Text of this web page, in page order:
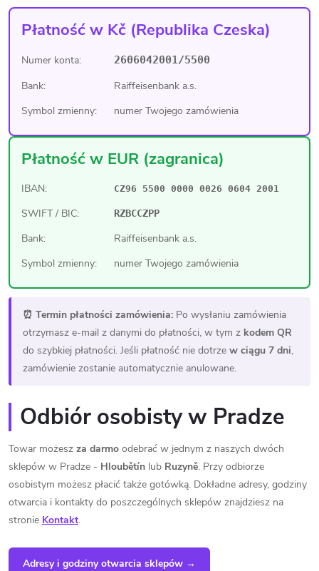
Płatność w Kč (Republika Czeska)
Numer konta: 2606042001/5500
Bank:
Raiffeisenbank a.s.
Symbol zmienny:
numer Twojego zamówienia
Płatność w EUR (zagranica)
IBAN: CZ96 5500 0000 0026 0604 2001
SWIFT / BIC: RZBCCZPP
Bank:
Raiffeisenbank a.s.
Symbol zmienny:
numer Twojego zamówienia
⏰ Termin płatności zamówienia: Po wysłaniu zamówienia
otrzymasz e-mail z danymi do płatności, w tym z kodem QR
do szybkiej płatności. Jeśli płatność nie dotrze w ciągu 7 dni,
zamówienie zostanie automatycznie anulowane.
Odbiór osobisty w Pradze
Towar możesz za darmo odebrać w jednym z naszych dwóch
sklepów w Pradze - Hloubětín lub Ruzyně. Przy odbiorze
osobistym możesz płacić także gotówką. Dokładne adresy, godziny
otwarcia i kontakty do poszczególnych sklepów znajdziesz na
stronie Kontakt.
Adresy i godziny otwarcia sklepów →